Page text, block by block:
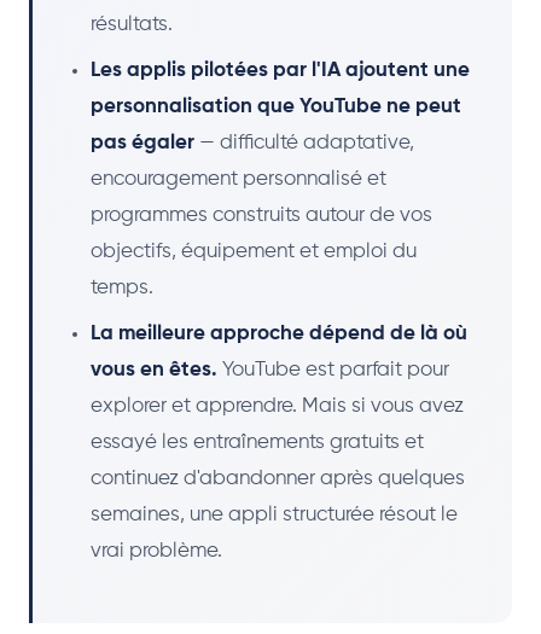
résultats.
Les applis pilotées par l'IA ajoutent une
personnalisation que YouTube ne peut
pas égaler — difficulté adaptative,
encouragement personnalisé et
programmes construits autour de vos
objectifs, équipement et emploi du
temps.
La meilleure approche dépend de là où
vous en êtes. YouTube est parfait pour
explorer et apprendre. Mais si vous avez
essayé les entraînements gratuits et
continuez d'abandonner après quelques
semaines, une appli structurée résout le
vrai problème.